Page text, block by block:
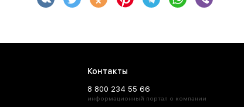
Контакты
8 800 234 55 66
информационный портал о компании